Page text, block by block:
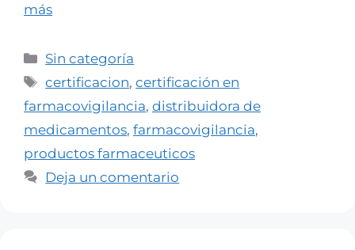
más
Sin categoría
certificacion,certificación en
farmacovigilancia, distribuidora de
medicamentos, farmacovigilancia,
productos farmaceuticos
Deja un comentario